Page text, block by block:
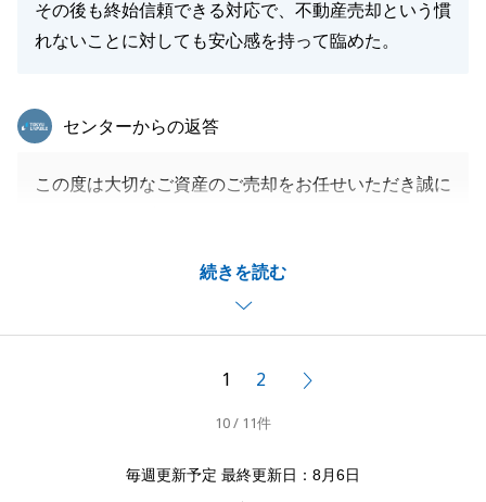
その後も終始信頼できる対応で、不動産売却という慣
れないことに対しても安心感を持って臨めた。
続きを読む
東急リバブル
センターからの返答
この度は大切なご資産のご売却をお任せいただき誠に
ことができました。重ねて御礼申し上げます。
いただいた感謝のお言葉を胸に、今後もより一層、お
客様に寄り添ったサポートができるよう努めてまいり
いましたら、遠慮なくご相談ください。
1 2
10 / 11件
毎週更新予定 最終更新日：8月6日